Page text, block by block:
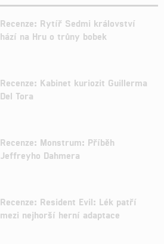
Recenze: Rytíř Sedmi království
hází na Hru o trůny bobek
Recenze: Kabinet kuriozit Guillerma
Del Tora
Recenze: Monstrum: Příběh
Jeffreyho Dahmera
Recenze: Resident Evil: Lék patří
mezi nejhorší herní adaptace